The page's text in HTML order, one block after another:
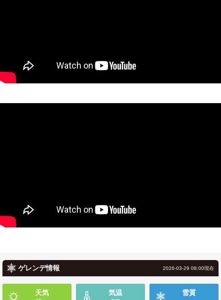
ゲレンデ情報 2026-03-29 08:00現在
天気 気温 雪質